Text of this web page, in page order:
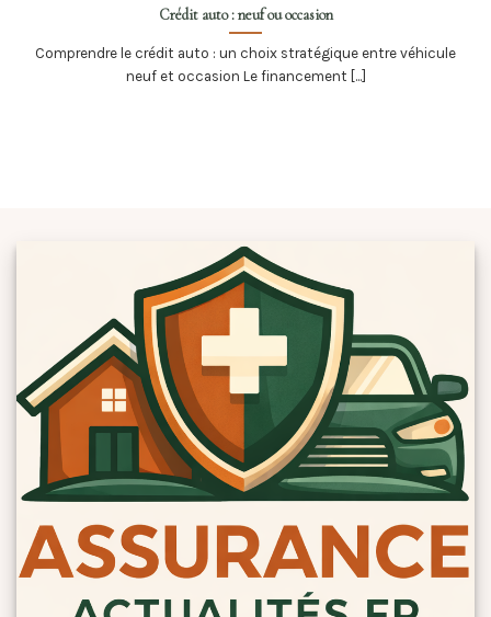
Crédit auto : neuf ou occasion
Comprendre le crédit auto : un choix stratégique entre véhicule
neuf et occasion Le financement [...]